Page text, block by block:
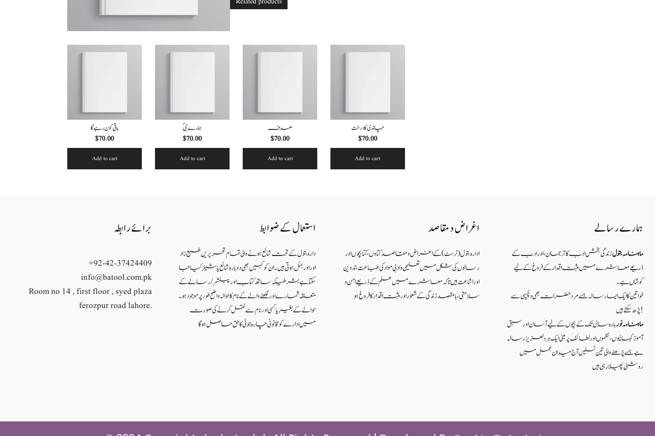
باقی کون رہے گا
$70.00
Add to cart
ہمارے نبیؐ
$70.00
Add to cart
صدف
$70.00
Add to cart
چاندی کا درخت
$70.00
Add to cart
برائے رابطہ
+92-42-37424409
info@batool.com.pk
Room no 14 , first floor , syed plaza
ferozpur road lahore.
استعمال کے ضوابط
دارہ بتول کے تحت شائع ہونے والی تمام تحریریں طبع زاد
اور اورجنل ہوتی ہیں۔ ان کو کہیں بھی دوبارہ شائع یا شیئر کیا جا
سکتا ہے بشرطیکہ ساتھ کتاب اور پبلشر/ رسالے کے
متعلقہ شمارے اور لکھنے والے کے نام کا حوالہ واضح طور پر موجود ہو۔
حوالے کے بغیر یا کسی اور نام سے نقل کرنے کی صورت
میں ادارے کو قانونی چارہ جوئی کا حق حاصل ہو گا
اغراض و مقاصد
ادارہ بتول (ٹرسٹ) کے اغراض و مقاصد کتاوں ، کتابچوں اور
رسالوں کی شکل میں تعلیمی و ادبی مواد کی طباعت، تدوین
اور اشاعت ہیں تاکہ معاشرے میں علم کے ذریعےامن و
سلامتی ، بامقصد زندگی کے شعوراورمثبت اقدار کا فروغ ہو
ہمارے رسالے
ماہنامہ بتولزندگی بخش ادب کا ترجمان، اور ادب کے
ذریعے معاشرے میں مثبت اقدار کے فروغ کے لیے
کوشاں ہے۔
خواتین کا ایک ایسا رسالہ جسے مرد حضرات بھی دلچسپی سے
پڑھ سکتے ہیں!
ماہنامہ نوربارہ سال تک کے بچوں کے لیے آسان اور سبق
آموزکہانیوں ،نظموں اور لطائف پر مبنی ایک ہر دلعزیز رسالہ
ہے جسے پڑھنے والی تین نسلیں آج میدان عمل میں
روشنی پھیلا رہی ہیں